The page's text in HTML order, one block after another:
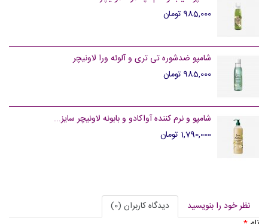
985,000 تومان
شامپو ضدشوره تی تری و آلوئه ورا لاونیچر
985,000 تومان
شامپو و نرم کننده آواکادو و بابونه لاونیچر سایز...
1,790,000 تومان
نظر خود را بنویسید
دیدگاه کاربران (0)